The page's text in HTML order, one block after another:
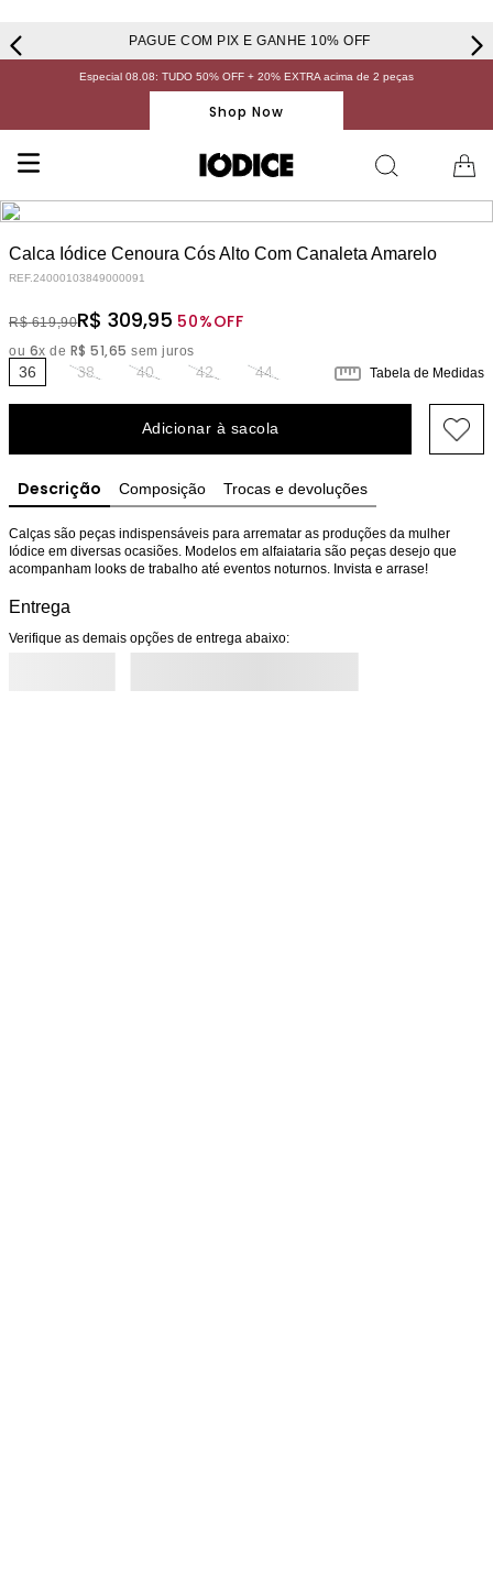
PAGUE COM PIX E GANHE 10% OFF
Especial 08.08: TUDO 50% OFF + 20% EXTRA acima de 2 peças
Shop Now
Calca Iódice Cenoura Cós Alto Com Canaleta Amarelo
REF.24000103849000091
R$ 619,90R$ 309,95 50%OFF
ou 6x de R$ 51,65 sem juros
36 38 40 42 44 Tabela de Medidas
Adicionar à sacola
Descrição Composição Trocas e devoluções
Calças são peças indispensáveis para arrematar as produções da mulher
Iódice em diversas ocasiões. Modelos em alfaiataria são peças desejo que
acompanham looks de trabalho até eventos noturnos. Invista e arrase!
Entrega
Verifique as demais opções de entrega abaixo: